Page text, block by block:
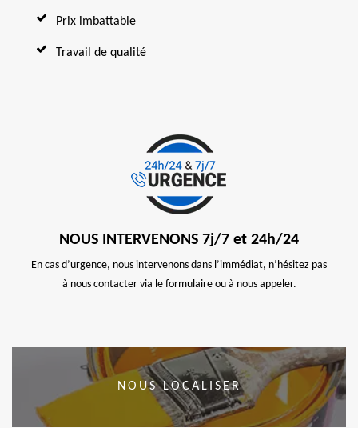
Prix imbattable
Travail de qualité
NOUS INTERVENONS 7j/7 et 24h/24
En cas d’urgence, nous intervenons dans l’immédiat, n’hésitez pas
à nous contacter via le formulaire ou à nous appeler.
NOUS LOCALISER